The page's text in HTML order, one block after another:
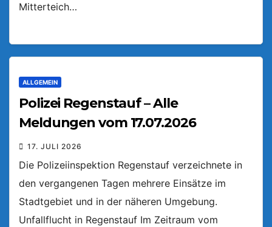
Mitterteich…
ALLGEMEIN
Polizei Regenstauf – Alle
Meldungen vom 17.07.2026
17. JULI 2026
Die Polizeiinspektion Regenstauf verzeichnete in
den vergangenen Tagen mehrere Einsätze im
Stadtgebiet und in der näheren Umgebung.
Unfallflucht in Regenstauf Im Zeitraum vom